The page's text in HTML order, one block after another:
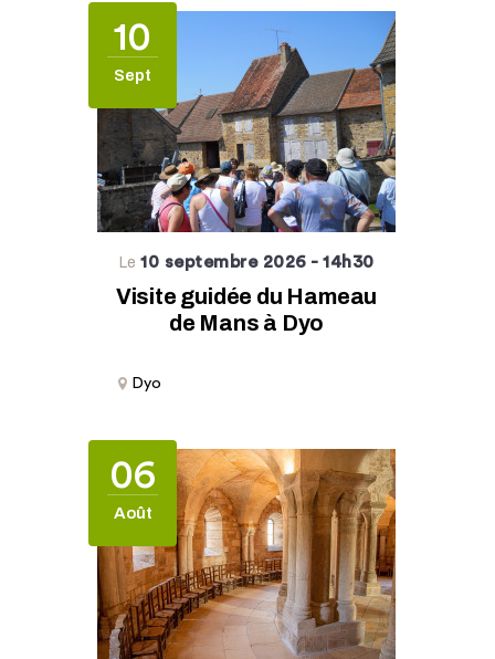
10
Sept
Le 10 septembre 2026 - 14h30
Visite guidée du Hameau
de Mans à Dyo
Dyo
06
Août